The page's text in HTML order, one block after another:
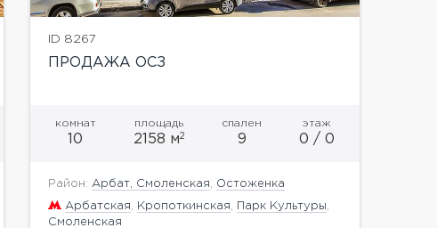
ID 8267
ПРОДАЖА ОСЗ
комнат
10
площадь
2158 м2
спален
9
этаж
0 / 0
Район: Арбат, Смоленская Остоженка
Арбатская Кропоткинская Парк Культуры
Смоленская